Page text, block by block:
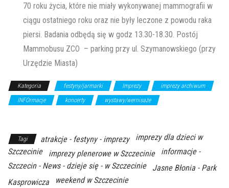
70 roku życia, które nie miały wykonywanej mammografii w
ciągu ostatniego roku oraz nie były leczone z powodu raka
piersi. Badania odbędą się w godz 13.30-18.30. Postój
Mammobusu ZCO – parking przy ul. Szymanowskiego (przy
Urzędzie Miasta)
Kategoria festyny/jarmarki Imprezy
imprezy archiwum
INFOrmacje
koncerty wystawy/wernisaże
Tagi atrakcje - festyny - imprezy
imprezy dla dzieci w
Szczecinie
imprezy plenerowe w Szczecinie
informacje -
Szczecin - News - dzieje się - w Szczecinie
Jasne Błonia - Park
Kasprowicza
weekend w Szczecinie